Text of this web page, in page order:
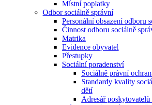
Místní poplatky
Odbor sociálně správní
Personální obsazení odboru
Činnost odboru sociálně
Matrika
Evidence obyvatel
Přestupky
Sociální poradenství
Sociálně právní
Standardy kvality
dětí
Adresář